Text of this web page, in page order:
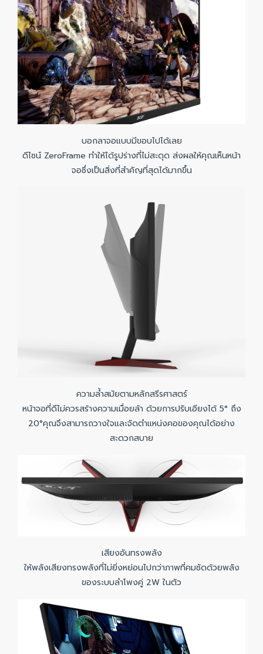
บอกลาจอแบบมีขอบไปได้เลย
ดีไซน์ ZeroFrame ทำให้ได้รูปร่างที่ไม่สะดุด ส่งผลให้คุณเห็นหน้า
จอซึ่งเป็นสิ่งที่สำคัญที่สุดได้มากขึ้น
ความล้ำสมัยตามหลักสรีรศาสตร์
หน้าจอที่ดีไม่ควรสร้างความเมื่อยล้า ด้วยการปรับเอียงได้ 5° ถึง
20°คุณจึงสามารถวางใจและจัดตำแหน่งคอของคุณได้อย่าง
สะดวกสบาย
เสียงอันทรงพลัง
ให้พลังเสียงทรงพลังที่ไม่ยิ่งหย่อนไปกว่าภาพที่คมชัดด้วยพลัง
ของระบบลำโพงคู่ 2W ในตัว